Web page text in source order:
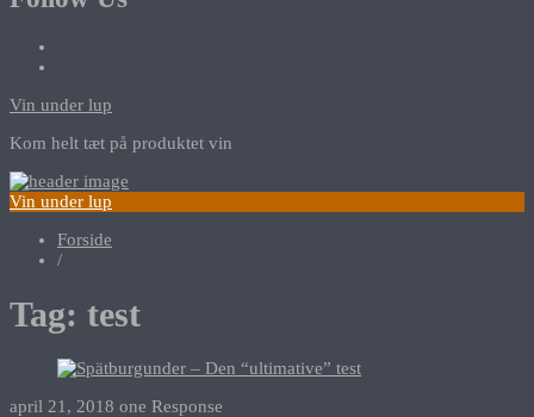
Vin under lup
Kom helt tæt på produktet vin
Vin under lup
Forside
/
Tag: test
april 21, 2018 one Response